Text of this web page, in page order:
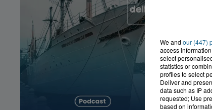
We and our (447)
access
select
statistics or
profiles to select
Deliver and
data such as IP
requested; Use
based on